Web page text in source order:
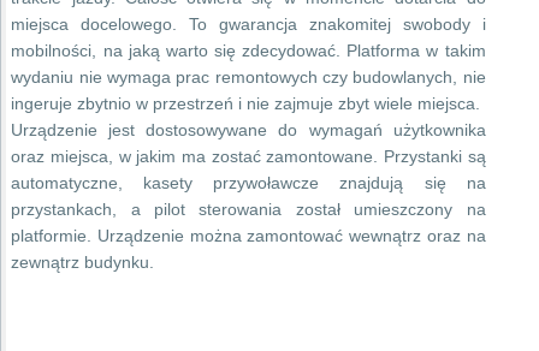
miejsca docelowego. To gwarancja znakomitej swobody i
mobilności, na jaką warto się zdecydować. Platforma w takim
wydaniu nie wymaga prac remontowych czy budowlanych, nie
ingeruje zbytnio w przestrzeń i nie zajmuje zbyt wiele miejsca.
Urządzenie jest dostosowywane do wymagań użytkownika
oraz miejsca, w jakim ma zostać zamontowane. Przystanki są
automatyczne, kasety przywoławcze znajdują się na
przystankach, a pilot sterowania został umieszczony na
platformie. Urządzenie można zamontować wewnątrz oraz na
zewnątrz budynku.